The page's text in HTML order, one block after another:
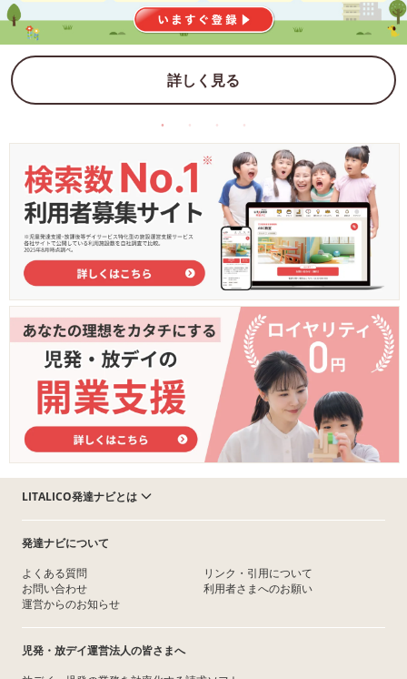
詳しく見る
LITALICO発達ナビとは
発達ナビについて
よくある質問
お問い合わせ
運営からのお知らせ
リンク・引用について
利用者さまへのお願い
児発・放デイ運営法人の皆さまへ